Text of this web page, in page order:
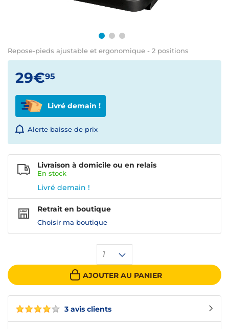
Repose-pieds ajustable et ergonomique - 2 positions
3 avis clients
29€95
Livré demain !
Alerte baisse de prix
1
AJOUTER AU PANIER
Livraison à domicile ou en relais
En stock
Livré demain !
Retrait en boutique
Choisir ma boutique